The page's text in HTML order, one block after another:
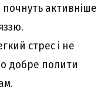
активніше
стрес і не
добре полити